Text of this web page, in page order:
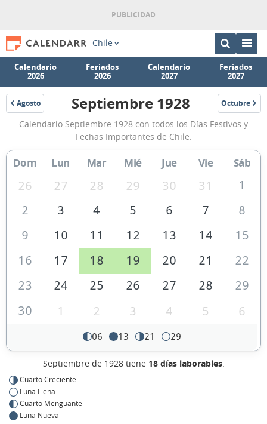
Chile
Calendario
2026
Feriados
2026
Calendario
2027
Feriados
2027
Agosto
1928
Calendario
Septiembre
1928
de
Chile
Septiembre 1928 Octubre
1928
Calendario Septiembre 1928 con todos los Días Festivos y
Fechas Importantes de Chile.
Dom Lun Mar Mié Jue Vie Sáb
26 27 28 29 30 31
1
2
3 4 5 6 7
8
9
10 11 12 13 14
15
16
17 18 19 20 21
22
23
24 25 26 27 28
29
30
1 2 3 4 5 6
06 13 21 29
Septiembre de 1928 tiene 18 días laborables.
Cuarto Creciente
Luna Llena
Cuarto Menguante
Luna Nueva